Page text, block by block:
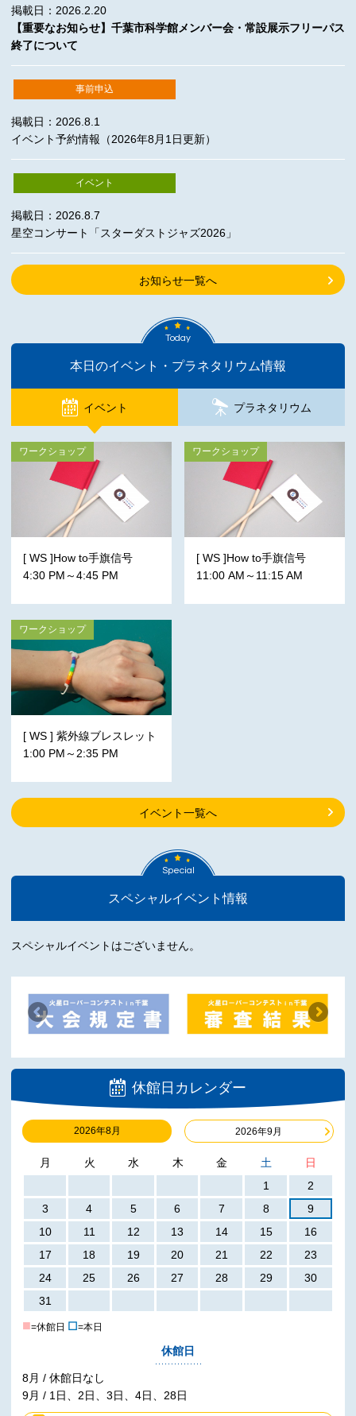
休館日カレンダー
2026年8月 2026年9月
月 火 水 木 金 土
日
1
2
3
4 5 6 7 8
9
10
11 12 13 14 15
16
17
18 19 20 21 22
23
24
25 26 27 28 29
30
31
■=休館日 ☐=本日
休館日
8月 / 休館日なし
9月 / 1日、2日、3日、4日、28日
掲載日：2026.2.20
【重要なお知らせ】千葉市科学館メンバー会・常設展示フリーパス
終了について
事前申込
掲載日：2026.8.1
イベント予約情報（2026年8月1日更新）
イベント
掲載日：2026.8.7
星空コンサート「スターダストジャズ2026」
お知らせ一覧へ
Today
本日のイベント・プラネタリウム情報
イベント プラネタリウム
ワークショップ
[ WS ]How to手旗信号
4:30 PM～4:45 PM
ワークショップ
[ WS ]How to手旗信号
11:00 AM～11:15 AM
ワークショップ
[ WS ] 紫外線ブレスレット
1:00 PM～2:35 PM
イベント一覧へ
Special
スペシャルイベント情報
スペシャルイベントはございません。